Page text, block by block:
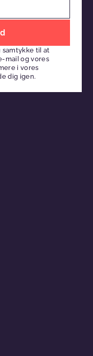
samtykke til at
mail og vores
i vores
dig igen.